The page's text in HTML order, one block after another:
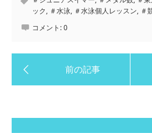
ック, ＃水泳, ＃水泳個人レッスン, ＃
コメント:0